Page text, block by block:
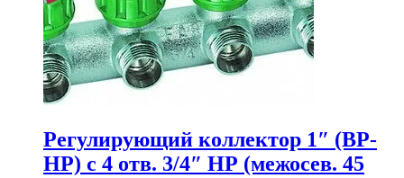
Регулирующий коллектор 1″ (ВР-
НР) с 4 отв. 3/4″ НР (межосев. 45